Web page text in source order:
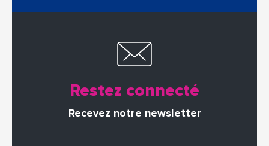
Restez connecté
Recevez notre newsletter